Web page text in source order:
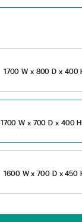
1700 W x 800 D x 400
1700 W x 700 D x 400 H
1600 W x 700 D x 450